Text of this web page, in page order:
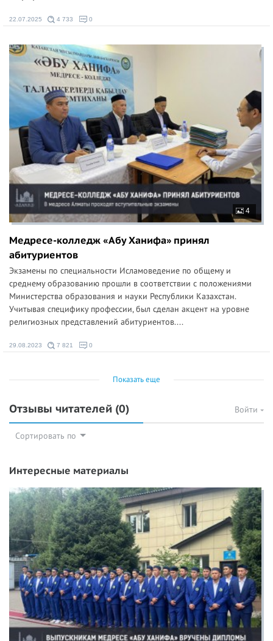
22.07.2025 4 733 0
4
Медресе-колледж «Абу Ханифа» принял
абитуриентов
Экзамены по специальности Исламоведение по общему и
среднему образованию прошли в соответствии с положениями
Министерства образования и науки Республики Казахстан.
Учитывая специфику профессии, был сделан акцент на уровне
религиозных представлений абитуриентов....
29.08.2023 7 821 0
Показать еще
Отзывы читателей (0) Войти
Сортировать по
Интересные материалы